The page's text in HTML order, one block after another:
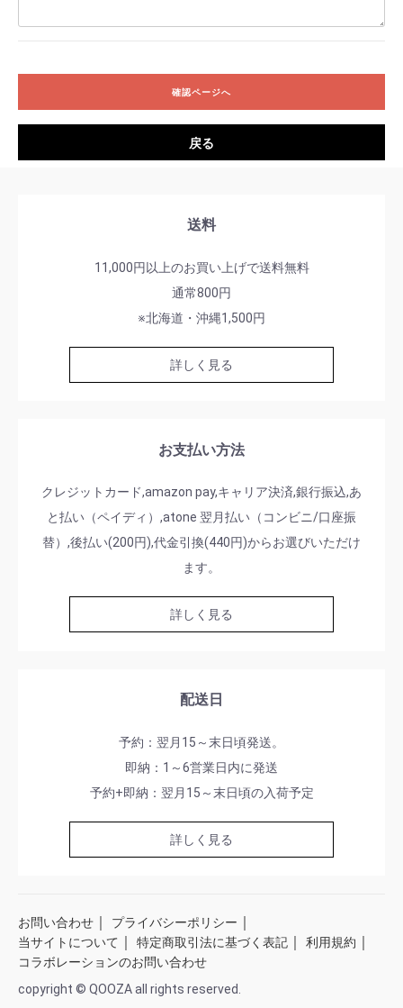
確認ページへ
戻る
送料
11,000円以上のお買い上げで送料無料
通常800円
※北海道・沖縄1,500円
詳しく見る
お支払い方法
クレジットカード,amazon pay,キャリア決済,銀行振込,あ
と払い（ペイディ）,atone 翌月払い（コンビニ/口座振
替）,後払い(200円),代金引換(440円)からお選びいただけ
ます。
詳しく見る
配送日
予約：翌月15～末日頃発送。
即納：1～6営業日内に発送
予約+即納：翌月15～末日頃の入荷予定
詳しく見る
お問い合わせ プライバシーポリシー
当サイトについて 特定商取引法に基づく表記 利用規約
コラボレーションのお問い合わせ
copyright © QOOZA all rights reserved.